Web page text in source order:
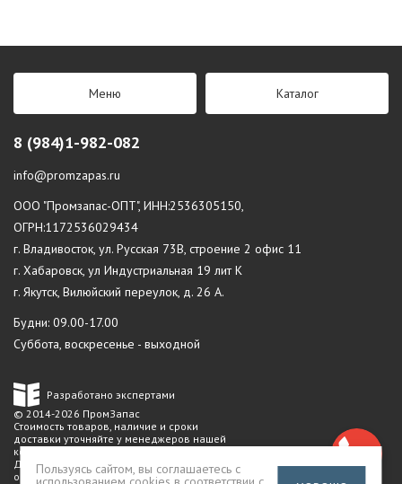
Меню Каталог
8 (984)1-982-082
info@promzapas.ru
ООО "Промзапас-ОПТ", ИНН:2536305150,
ОГРН:1172536029434
г. Владивосток, ул. Русская 73В, строение 2 офис 11
г. Хабаровск, ул Индустриальная 19 лит К
г. Якутск, Вилюйский переулок, д. 26 А.
Будни: 09.00-17.00
Суббота, воскресенье - выходной
Разработано экспертами
© 2014-2026 ПромЗапас
Стоимость товаров, наличие и сроки
доставки уточняйте у менеджеров нашей
компании.
Данный сайт не является публичной
офертойПользуясь сайтом, вы соглашаетесь с